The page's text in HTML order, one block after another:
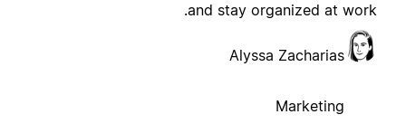
and stay organized at
Alyssa Zacharias
Marketing